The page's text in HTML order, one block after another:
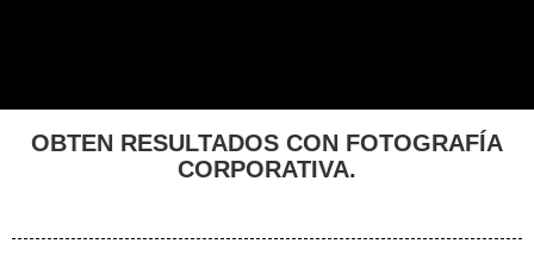
OBTEN RESULTADOS CON FOTOGRAFÍA
CORPORATIVA.